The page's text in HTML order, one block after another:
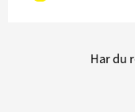
Har du